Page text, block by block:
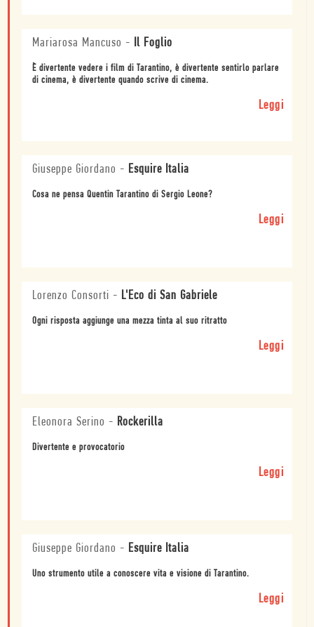
Mariarosa Mancuso - Il Foglio
È divertente vedere i film di Tarantino, è divertente sentirlo parlare
di cinema, è divertente quando scrive di cinema.
Leggi
Giuseppe Giordano - Esquire Italia
Cosa ne pensa Quentin Tarantino di Sergio Leone?
Leggi
Lorenzo Consorti - L'Eco di San Gabriele
Ogni risposta aggiunge una mezza tinta al suo ritratto
Leggi
Eleonora Serino - Rockerilla
Divertente e provocatorio
Leggi
Giuseppe Giordano - Esquire Italia
Uno strumento utile a conoscere vita e visione di Tarantino.
Leggi